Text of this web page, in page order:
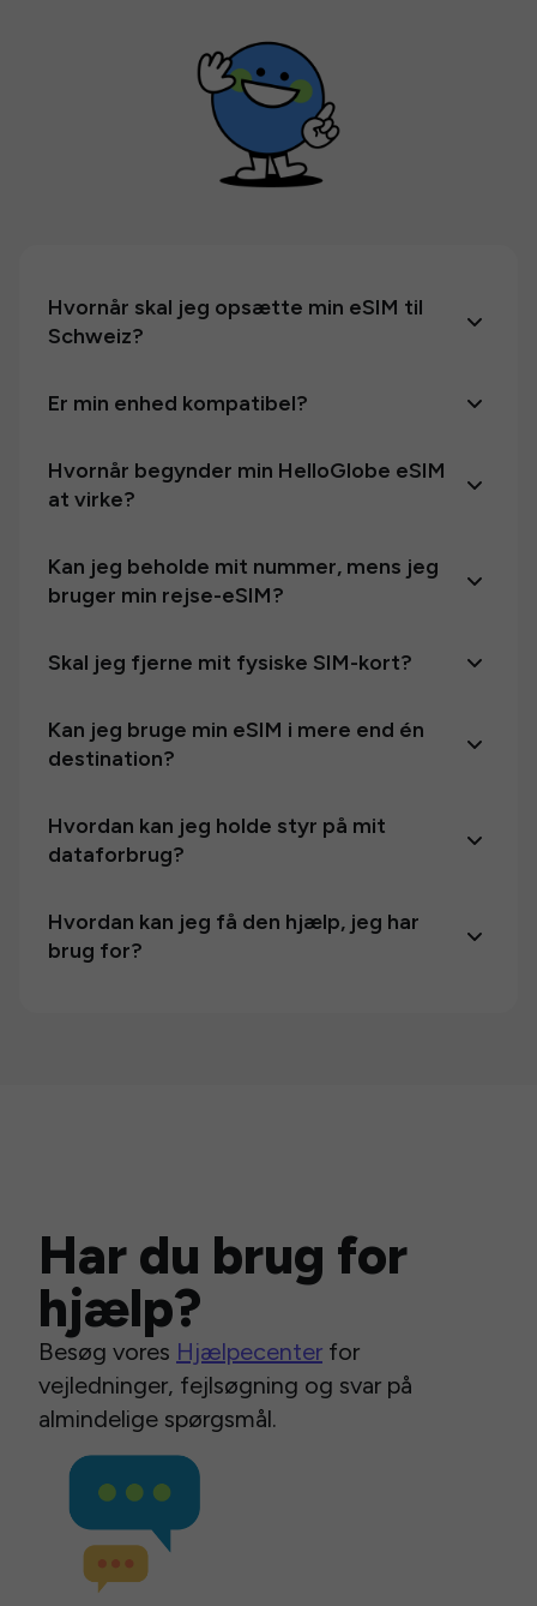
Hvornår skal jeg opsætte min eSIM til
Schweiz?
Er min enhed kompatibel?
Hvornår begynder min HelloGlobe eSIM
at virke?
Kan jeg beholde mit nummer, mens jeg
bruger min rejse-eSIM?
Skal jeg fjerne mit fysiske SIM-kort?
Kan jeg bruge min eSIM i mere end én
destination?
Hvordan kan jeg holde styr på mit
dataforbrug?
Hvordan kan jeg få den hjælp, jeg har
brug for?
Har du brug for
hjælp?
Besøg vores Hjælpecenter for
vejledninger, fejlsøgning og svar på
almindelige spørgsmål.